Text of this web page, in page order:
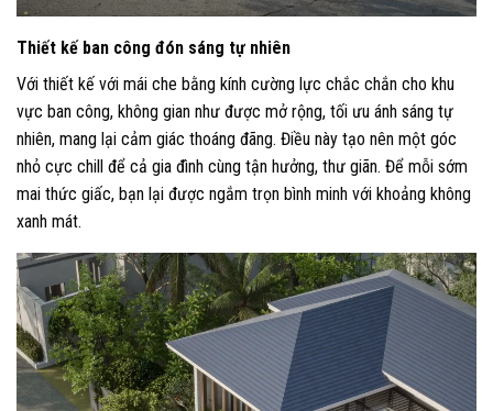
Thiết kế ban công đón sáng tự nhiên
Với thiết kế với mái che bằng kính cường lực chắc chắn cho khu
vực ban công, không gian như được mở rộng, tối ưu ánh sáng tự
nhiên, mang lại cảm giác thoáng đãng. Điều này tạo nên một góc
nhỏ cực chill để cả gia đình cùng tận hưởng, thư giãn. Để mỗi sớm
mai thức giấc, bạn lại được ngắm trọn bình minh với khoảng không
xanh mát.